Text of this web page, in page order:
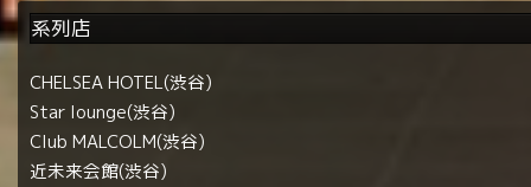
系列店
CHELSEA HOTEL(渋谷)
Star lounge(渋谷)
Club MALCOLM(渋谷)
近未来会館(渋谷)